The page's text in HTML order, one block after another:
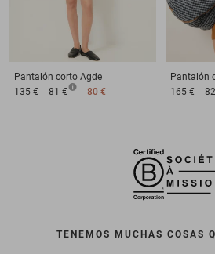
Pantalón corto Agde
135 €
81 € 80 €
Pantalón
165 €
TENEMOS MUCHAS COSAS